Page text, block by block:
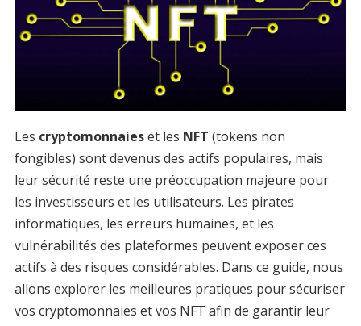
Les cryptomonnaieset les NFT (tokens non
fongibles) sont devenus des actifs populaires, mais
leur sécurité reste une préoccupation majeure pour
les investisseurs et les utilisateurs. Les pirates
informatiques, les erreurs humaines, et les
vulnérabilités des plateformes peuvent exposer ces
actifs à des risques considérables. Dans ce guide, nous
allons explorer les meilleures pratiques pour sécuriser
vos cryptomonnaies et vos NFT afin de garantir leur